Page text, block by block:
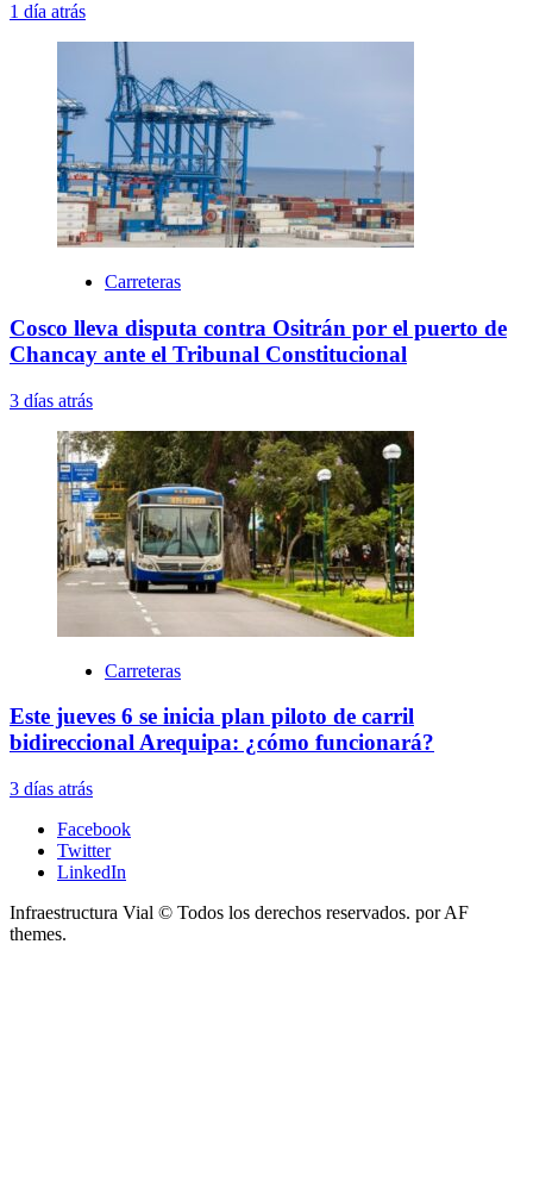
1 día atrás
Carreteras
Cosco lleva disputa contra Ositrán por el puerto de
Chancay ante el Tribunal Constitucional
3 días atrás
Carreteras
Este jueves 6 se inicia plan piloto de carril
bidireccional Arequipa: ¿cómo funcionará?
3 días atrás
Facebook
Twitter
LinkedIn
Infraestructura Vial © Todos los derechos reservados. por AF
themes.